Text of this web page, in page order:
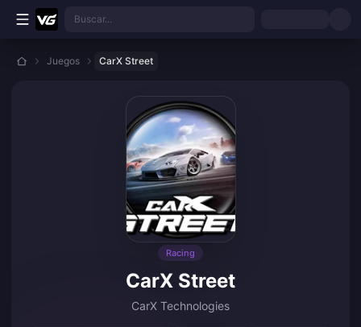
Saltar al contenido principal
Buscar...
Juegos CarX Street
Racing
CarX Street
CarX Technologies